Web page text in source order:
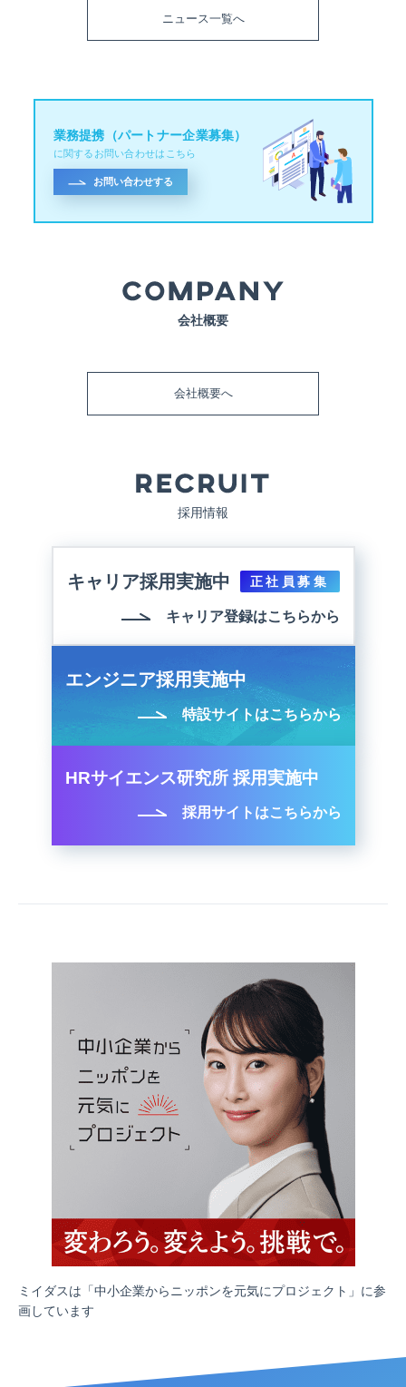
ニュース一覧へ
業務提携（パートナー企業募集）
に関するお問い合わせはこちら
お問い合わせする
会社概要
会社概要へ
採用情報
キャリア採用実施中 正社員募集
キャリア登録はこちらから
エンジニア採用実施中
特設サイトはこちらから
HRサイエンス研究所 採用実施中
採用サイトはこちらから
ミイダスは「中小企業からニッポンを元気にプロジェクト」に参
画しています